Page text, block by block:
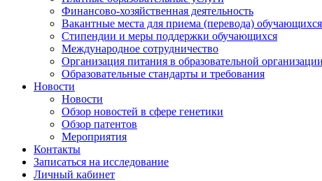
Финансово-хозяйственная деятельность
Вакантные места для приема (перевода) обучающихся
Стипендии и меры поддержки обучающихся
Международное сотрудничество
Организация питания в образовательной организации
Образовательные стандарты и требования
Новости
Новости
Обзор новостей в сфере генетики
Обзор патентов
Мероприятия
Контакты
Записаться на исследование
Личный кабинет